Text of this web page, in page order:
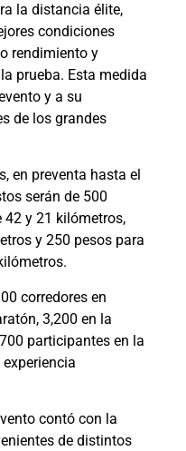
la distancia élite,
condiciones
rendimiento y
prueba. Esta medida
y a su
de los grandes
en preventa hasta el
serán de 500
42 y 21 kilómetros,
y 250 pesos para
corredores en
3,200 en la
participantes en la
contó con la
de distintos